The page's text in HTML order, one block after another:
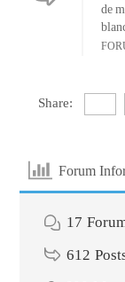
de
Share:
Forum
17
612